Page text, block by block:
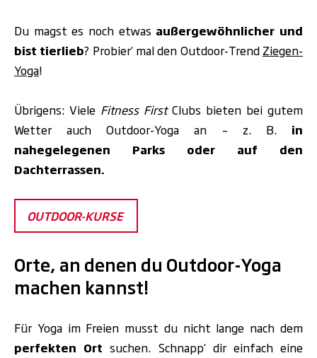
Du magst es noch etwas außergewöhnlicher und
bist tierlieb? Probier‘ mal den Outdoor-Trend Ziegen-
Yoga!
Übrigens: Viele Fitness FirstClubs bieten bei gutem
Wetter auch Outdoor-Yoga
an – z. B. in
nahegelegenen Parks oder auf den
Dachterrassen.
OUTDOOR-KURSE
Orte, an denen du Outdoor-Yoga
machen kannst!
Für Yoga im Freien musst du nicht lange nach dem
perfekten Ort suchen. Schnapp‘ dir einfach eine